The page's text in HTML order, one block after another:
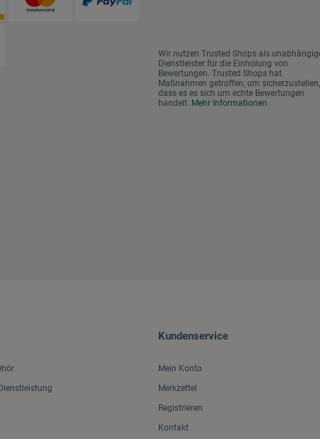
Wir nutzen Trusted Shops als
Dienstleister für die Einholung von
Bewertungen. Trusted Shops hat
Maßnahmen getroffen, um sicherzustellen,
dass es es sich um echte Bewertungen
handelt. Mehr Informationen
Kundenservice
Mein Konto
Merkzettel
Registrieren
Kontakt